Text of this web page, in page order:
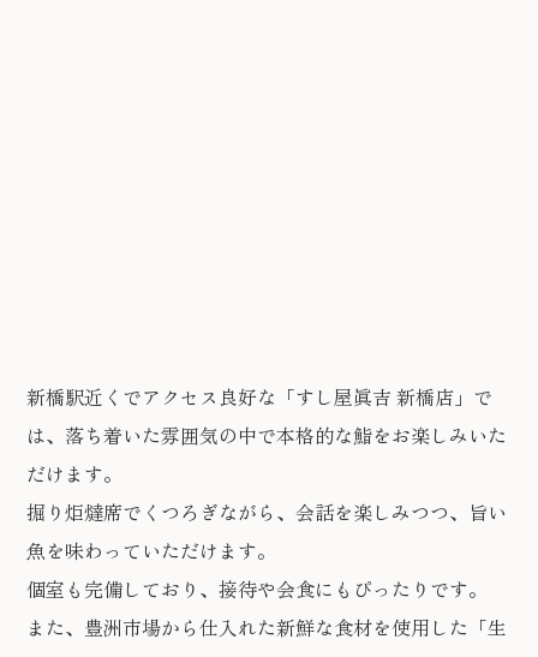
新橋駅近くでアクセス良好な「すし屋眞吉 新橋店」で
は、落ち着いた雰囲気の中で本格的な鮨をお楽しみいた
だけます。
掘り炬燵席でくつろぎながら、会話を楽しみつつ、旨い
魚を味わっていただけます。
個室も完備しており、接待や会食にもぴったりです。
また、豊洲市場から仕入れた新鮮な食材を使用した「生